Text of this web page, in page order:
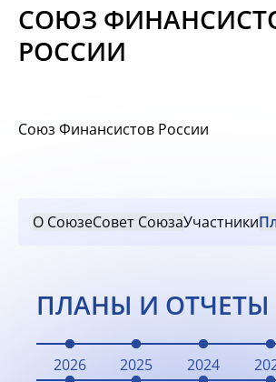
Материалы
СОЮЗ
РОССИИ
Союз Финансистов России
О СоюзеСовет СоюзаУчастники
ПЛАНЫ И ОТЧЕТЫ
2026 2025 2024